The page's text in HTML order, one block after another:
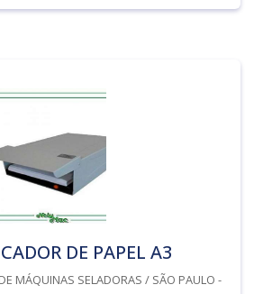
DE PAPEL A3
MÁQUINAS SELADORAS / SÃO PAULO -